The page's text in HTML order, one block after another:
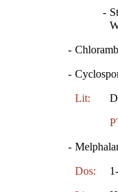
-
-
-
Lit:
-
Dos: